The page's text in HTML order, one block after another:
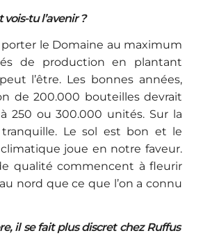
tu l’avenir ?
porter le Domaine au maximum
de production en plantant
l’être. Les bonnes années,
de 200.000 bouteilles devrait
250 ou 300.000 unités. Sur la
Le sol est bon et le
joue en notre faveur.
qualité commencent à fleurir
nord que ce que l’on a connu
il se fait plus discret chez Ruffus